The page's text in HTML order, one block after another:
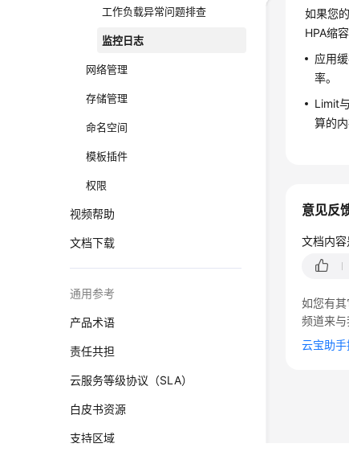
工作负载异常问题排查
监控日志
网络管理
存储管理
命名空间
模板插件
权限
视频帮助
文档下载
通用参考
产品术语
责任共担
云服务等级协议（SLA）
白皮书资源
支持区域
如果您
HPA缩
应用
率。
Limit
算的内
意见反
文档内容
如您有
频道来
云宝助手